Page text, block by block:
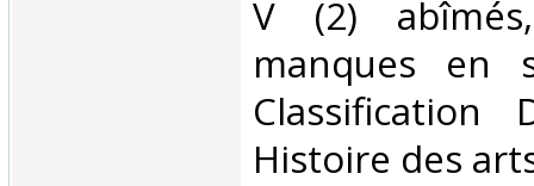
V (2)
manques en
Classification
Histoire des